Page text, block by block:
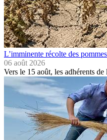
L’imminente récolte des
06 août 2026
Vers le 15 août, les adhérents